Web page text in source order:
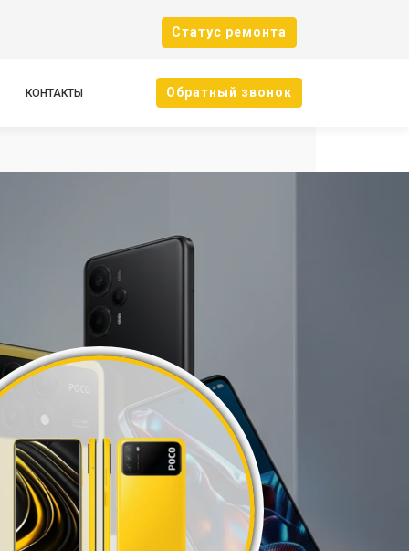
Cтатус ремонта
КОНТАКТЫ Oбратный звонок